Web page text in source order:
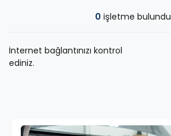
0 işletme bulundu
İnternet bağlantınızı kontrol
ediniz.